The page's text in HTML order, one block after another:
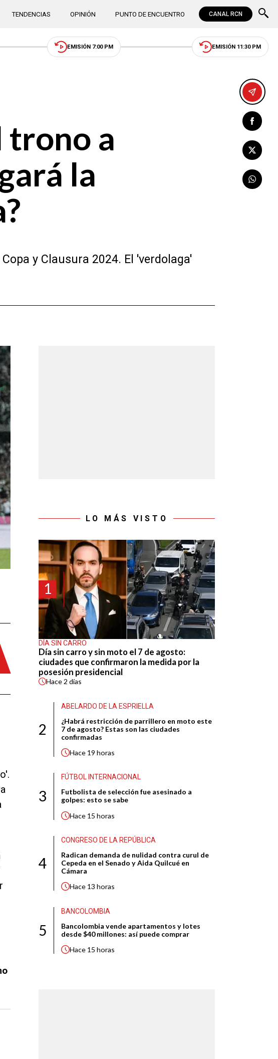
TENDENCIAS OPINIÓN PUNTO DE ENCUENTRO CANAL RCN
EMISIÓN 7:00 PM EMISIÓN 11:30 PM
trono a
la
y Clausura 2024. El 'verdolaga'
LO MÁS VISTO
1
DÍA SIN CARRO
Día sin carro y sin moto el 7 de agosto:
ciudades que confirmaron la medida por la
posesión presidencial
Hace2 días
2
ABELARDO DE LA ESPRIELLA
¿Habrá restricción de parrillero en moto este
7 de agosto? Estas son las ciudades
confirmadas
Hace 19 horas
3
FÚTBOL INTERNACIONAL
Futbolista de selección fue asesinado a
golpes: esto se sabe
Hace 15 horas
4
CONGRESO DE LA REPÚBLICA
Radican demanda de nulidad contra curul de
Cepeda en el Senado y Aida Quilcué en
Cámara
Hace 13 horas
5
BANCOLOMBIA
Bancolombia vende apartamentos y lotes
desde $40 millones: así puede comprar
Hace 15 horas